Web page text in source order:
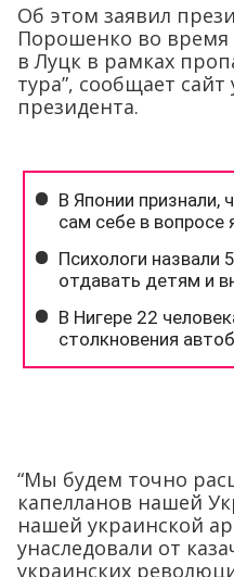
Об этом заявил
Порошенко во время
в Луцк в рамках
тура”, сообщает сайт
президента.
“Мы будем точно
капелланов нашей
нашей украинской
унаследовали от
украинских